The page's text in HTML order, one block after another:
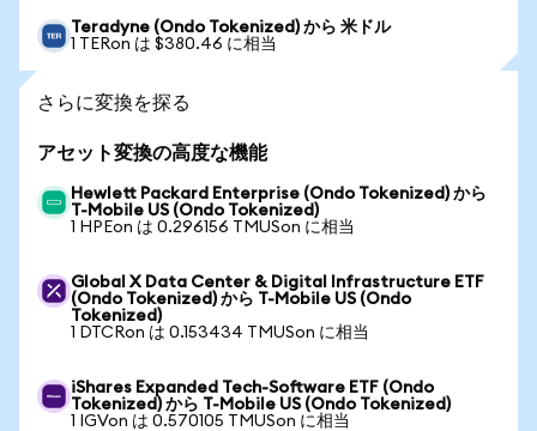
Teradyne (Ondo Tokenized) から 米ドル
1 TERon は $380.46 に相当
さらに変換を探る
アセット変換の高度な機能
Hewlett Packard Enterprise (Ondo Tokenized) から
T-Mobile US (Ondo Tokenized)
1 HPEon は 0.296156 TMUSon に相当
Global X Data Center & Digital Infrastructure ETF
(Ondo Tokenized) から T-Mobile US (Ondo
Tokenized)
1 DTCRon は 0.153434 TMUSon に相当
iShares Expanded Tech-Software ETF (Ondo
Tokenized) から T-Mobile US (Ondo Tokenized)
1 IGVon は 0.570105 TMUSon に相当